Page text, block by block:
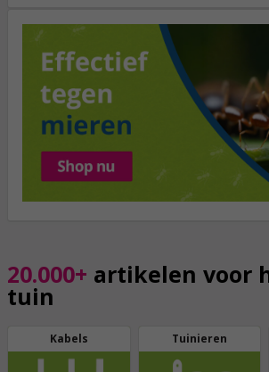
20.000+ artikelen voor
tuin
Kabels Tuinieren